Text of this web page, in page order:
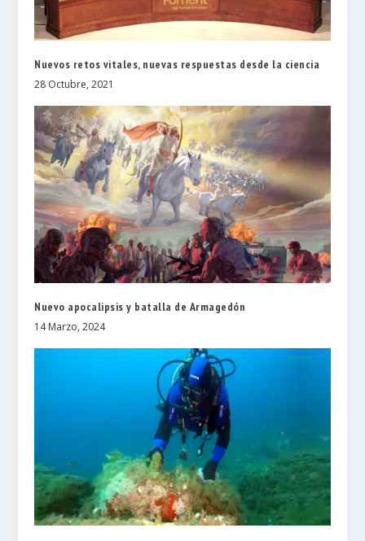
Nuevos retos vitales, nuevas respuestas desde la ciencia
28 Octubre, 2021
Nuevo apocalipsis y batalla de Armagedón
14 Marzo, 2024